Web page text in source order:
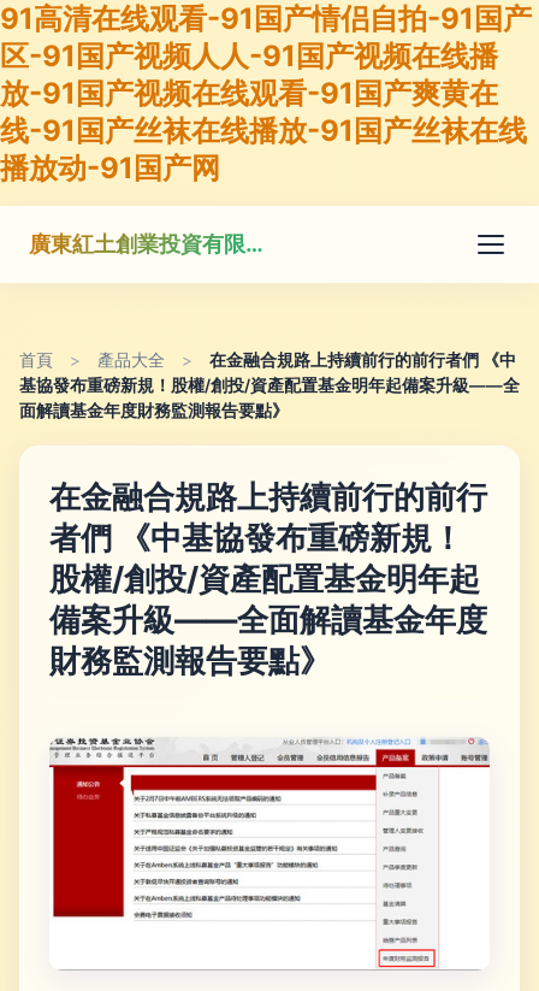
91高清在线观看-91国产情侣自拍-91国产
区-91国产视频人人-91国产视频在线播
放-91国产视频在线观看-91国产爽黄在
线-91国产丝袜在线播放-91国产丝袜在线
播放动-91国产网
廣東紅土創業投資有限公司
首頁 > 產品大全 >
在金融合規路上持續前行的前行者們 《中
基協發布重磅新規！股權/創投/資產配置基金明年起備案升級——全
面解讀基金年度財務監測報告要點》
在金融合規路上持續前行的前行
者們 《中基協發布重磅新規！
股權/創投/資產配置基金明年起
備案升級——全面解讀基金年度
財務監測報告要點》